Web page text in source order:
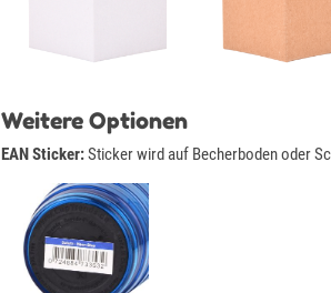
Weitere Optionen
EAN Sticker:Sticker wird auf Becherboden oder